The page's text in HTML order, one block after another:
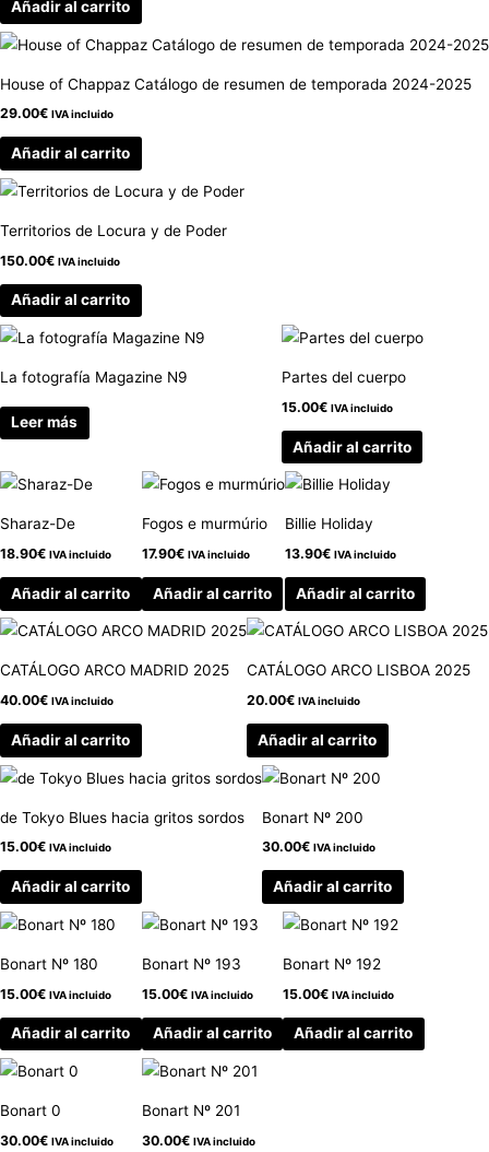
Añadir al carrito
House of Chappaz Catálogo de resumen de temporada 2024-2025
29.00€ IVA incluido
Añadir al carrito
Territorios de Locura y de Poder
150.00€ IVA incluido
Añadir al carrito
La fotografía Magazine N9
Leer más
Partes del cuerpo
15.00€ IVA incluido
Añadir al carrito
Sharaz-De
18.90€ IVA incluido
Añadir al carrito
Fogos e murmúrio
17.90€ IVA incluido
Añadir al carrito
Billie Holiday
13.90€ IVA incluido
Añadir al carrito
CATÁLOGO ARCO MADRID 2025
40.00€ IVA incluido
Añadir al carrito
CATÁLOGO ARCO LISBOA 2025
20.00€ IVA incluido
Añadir al carrito
de Tokyo Blues hacia gritos sordos
15.00€ IVA incluido
Añadir al carrito
Bonart Nº 200
30.00€ IVA incluido
Añadir al carrito
Bonart Nº 180
15.00€ IVA incluido
Añadir al carrito
Bonart Nº 193
15.00€ IVA incluido
Añadir al carrito
Bonart Nº 192
15.00€ IVA incluido
Añadir al carrito
Bonart 0
30.00€ IVA incluido
Bonart Nº 201
30.00€ IVA incluido